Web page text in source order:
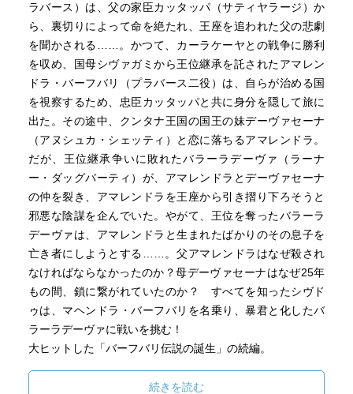
ラバース）は、父の家臣カッタッパ（サティヤラージ）か
ら、裏切りによって命を絶たれ、王座を追われた父の悲劇
を聞かされる……。かつて、カーラケーヤとの戦争に勝利
を収め、国母シヴァガミから王位継承を託されたアマレン
ドラ・バーフバリ（プラバース二役）は、自らが治める国
を視察するため、忠臣カッタッパと共に身分を隠して旅に
出た。その途中、クンタナ王国の国王の妹デーヴァセーナ
（アヌシュカ・シェッティ）と恋に落ちるアマレンドラ。
だが、王位継承争いに敗れたバラーラデーヴァ（ラーナ
ー・ダッグバーティ）が、アマレンドラとデーヴァセーナ
の仲を裂き、アマレンドラを王座から引き摺り下ろそうと
邪悪な陰謀を企んでいた。やがて、王位を奪ったバラーラ
デーヴァは、アマレンドラと生まれたばかりのその息子を
亡き者にしようとする……。父アマレンドラはなぜ殺され
なければならなかったのか？母デーヴァセーナはなぜ25年
もの間、鎖に繋がれていたのか？ すべてを知ったシヴド
ゥは、マヘンドラ・バーフバリを名乗り、暴君と化したバ
ラーラデーヴァに戦いを挑む！
大ヒットした「バーフバリ伝説の誕生」の続編。
親アマレンドラ・バーフバリと兄バラーラデーヴァの因
続きを読む